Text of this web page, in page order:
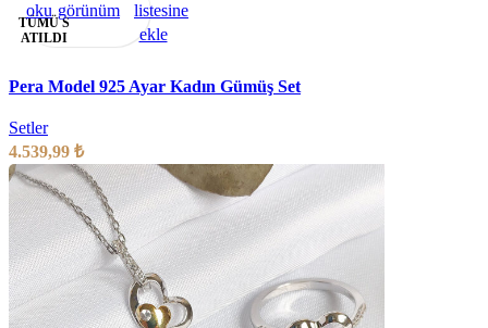
TÜMÜ S
ATILDI
oku görünüm
listesine
ekle
Pera Model 925 Ayar Kadın Gümüş Set
Setler
4.539,99 ₺